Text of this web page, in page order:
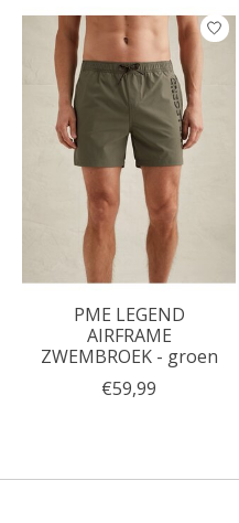
Items van productcarrousel
PME LEGEND
AIRFRAME
ZWEMBROEK - groen
€59,99